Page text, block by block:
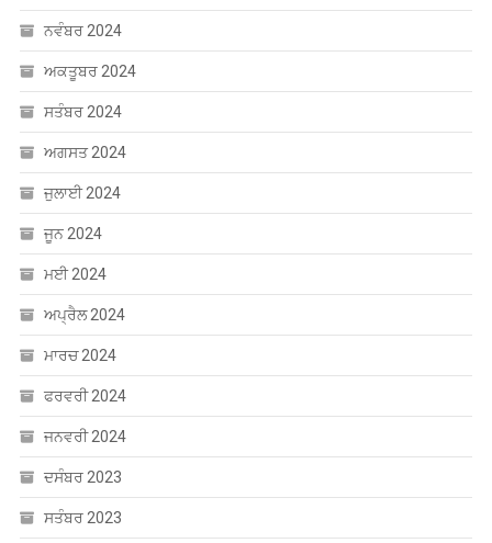
ਨਵੰਬਰ 2024
ਅਕਤੂਬਰ 2024
ਸਤੰਬਰ 2024
ਅਗਸਤ 2024
ਜੁਲਾਈ 2024
ਜੂਨ 2024
ਮਈ 2024
ਅਪ੍ਰੈਲ 2024
ਮਾਰਚ 2024
ਫਰਵਰੀ 2024
ਜਨਵਰੀ 2024
ਦਸੰਬਰ 2023
ਸਤੰਬਰ 2023